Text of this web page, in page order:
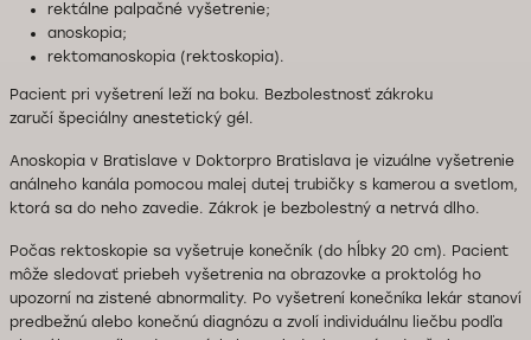
rektálne palpačné vyšetrenie;
anoskopia;
rektomanoskopia (rektoskopia).
Pacient pri vyšetrení leží na boku. Bezbolestnosť zákroku
zaručí špeciálny anestetický gél.
Anoskopia v Bratislave v Doktorpro Bratislava je vizuálne vyšetrenie
análneho kanála pomocou malej dutej trubičky s kamerou a svetlom,
ktorá sa do neho zavedie. Zákrok je bezbolestný a netrvá dlho.
Počas rektoskopie sa vyšetruje konečník (do hĺbky 20 cm). Pacient
môže sledovať priebeh vyšetrenia na obrazovke a proktológ ho
upozorní na zistené abnormality. Po vyšetrení konečníka lekár stanoví
predbežnú alebo konečnú diagnózu a zvolí individuálnu liečbu podľa